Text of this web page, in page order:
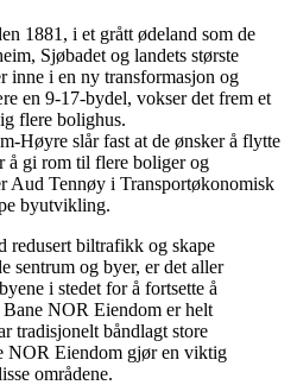
1881, i et grått ødeland som de
Sjøbadet og landets største
inne i en ny transformasjon og
en 9-17-bydel, vokser det frem et
flere bolighus.
Høyre slår fast at de ønsker å flytte
å gi rom til flere boliger og
Aud Tennøy i Transportøkonomisk
byutvikling.
redusert biltrafikk og skape
sentrum og byer, er det aller
i stedet for å fortsette å
NOR Eiendom er helt
tradisjonelt båndlagt store
NOR Eiendom gjør en viktig
områdene.